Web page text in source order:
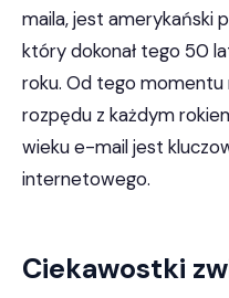
maila, jest amerykański
który dokonał tego 50
roku. Od tego momentu
rozpędu z każdym
wieku e-mail jest
internetowego.
Ciekawostki